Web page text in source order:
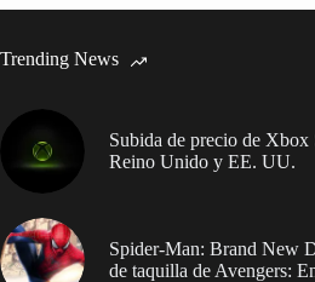
Trending News
Subida de precio de
Reino Unido y EE. UU.
Spider-Man: Brand New
de taquilla de Avengers: